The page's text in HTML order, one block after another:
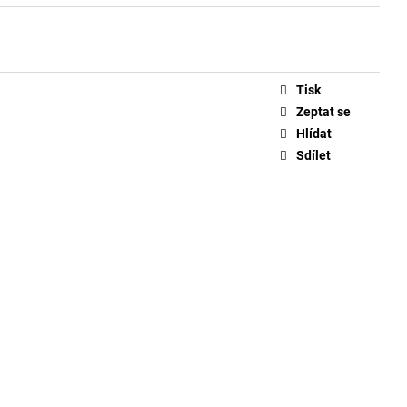
Tisk
Zeptat se
Hlídat
Sdílet